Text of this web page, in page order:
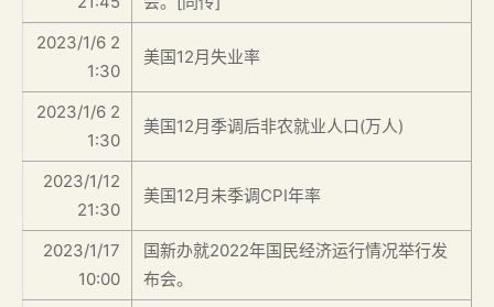
2023/1/6 2
1:30
美国12月失业率
2023/1/6 2
1:30
美国12月季调后非农就业人口(万人)
2023/1/12
21:30
美国12月未季调CPI年率
2023/1/17
10:00
国新办就2022年国民经济运行情况举行发
布会。